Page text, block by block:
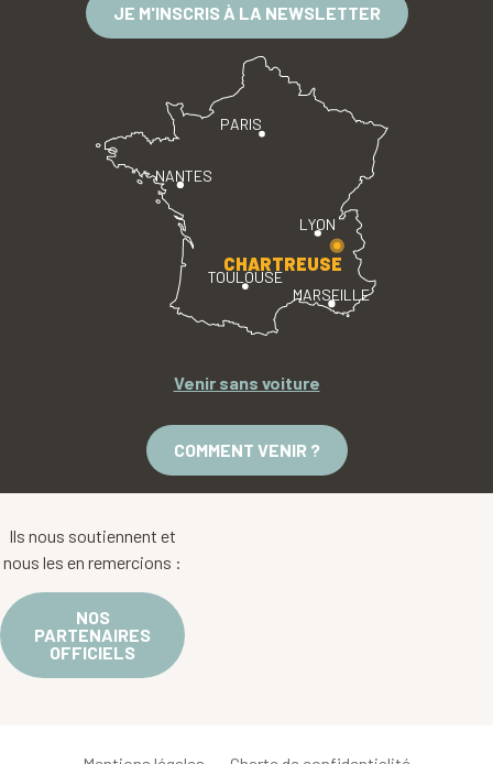
JE M'INSCRIS À LA NEWSLETTER
PARIS
LYON
TOULOUSE
MARSEILLE
NANTES
CHARTREUSE
Venir sans voiture
COMMENT VENIR ?
Ils nous soutiennent et
nous les en remercions :
NOS
PARTENAIRES
OFFICIELS